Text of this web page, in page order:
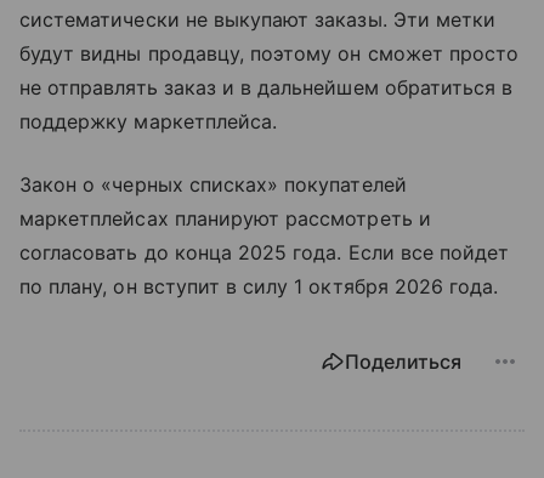
систематически не выкупают заказы. Эти метки
будут видны продавцу, поэтому он сможет просто
не отправлять заказ и в дальнейшем обратиться в
поддержку маркетплейса.
Закон о «черных списках» покупателей
маркетплейсах планируют рассмотреть и
согласовать до конца 2025 года. Если все пойдет
по плану, он вступит в силу 1 октября 2026 года.
Поделиться